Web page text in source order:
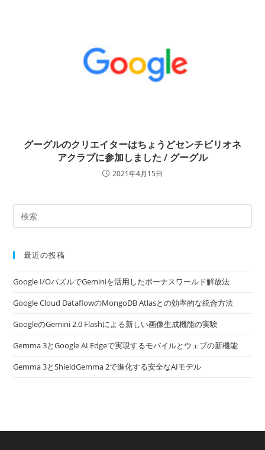
グーグルのクリエイターはちょうどセンチビリオネ
アクラブに参加しました / グーグル
2021年4月15日
最近の投稿
Google I/OパズルでGeminiを活用したボーナスワールド解放法
Google Cloud DataflowのMongoDB Atlasとの効率的な統合方法
GoogleのGemini 2.0 Flashによる新しい画像生成機能の実験
Gemma 3とGoogle AI Edgeで実現するモバイルとウェブの新機能
Gemma 3とShieldGemma 2で進化する安全なAIモデル